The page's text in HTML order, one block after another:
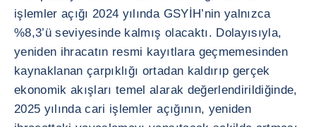
işlemler açığı 2024 yılında GSYİH’nin yalnızca
%8,3’ü seviyesinde kalmış olacaktı. Dolayısıyla,
yeniden ihracatın resmi kayıtlara geçmemesinden
kaynaklanan çarpıklığı ortadan kaldırıp gerçek
ekonomik akışları temel alarak değerlendirildiğinde,
2025 yılında cari işlemler açığının, yeniden